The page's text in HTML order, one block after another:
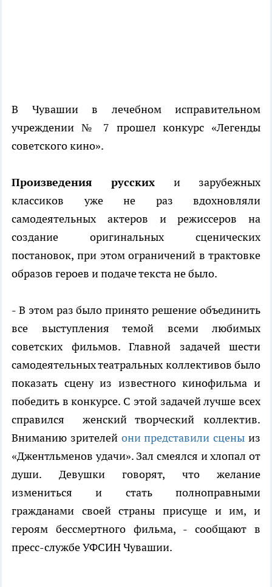
В Чувашии в лечебном исправительном
учреждении № 7 прошел конкурс «Легенды
советского кино».
Произведения русских и зарубежных
классиков уже не раз вдохновляли
самодеятельных актеров и режиссеров на
создание оригинальных сценических
постановок, при этом ограничений в трактовке
образов героев и подаче текста не было.
- В этом раз было принято решение объединить
все выступления темой всеми любимых
советских фильмов. Главной задачей шести
самодеятельных театральных коллективов было
показать сцену из известного кинофильма и
победить в конкурсе. С этой задачей лучше всех
справился женский творческий коллектив.
Вниманию зрителей они представили сцены из
«Джентльменов удачи». Зал смеялся и хлопал от
души. Девушки говорят, что желание
измениться и стать полноправными
гражданами своей страны присуще и им, и
героям бессмертного фильма, - сообщают в
пресс-службе УФСИН Чувашии.